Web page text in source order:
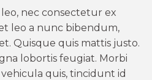
nec consectetur ex
leo a nunc bibendum,
Quisque quis mattis justo.
lobortis feugiat. Morbi
quis, tincidunt id